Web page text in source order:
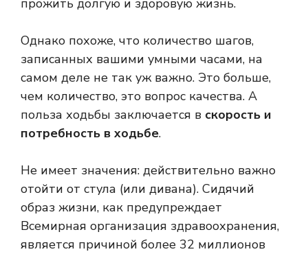
прожить долгую и здоровую жизнь.
Однако похоже, что количество шагов,
записанных вашими умными часами, на
самом деле не так уж важно. Это больше,
чем количество, это вопрос качества. А
польза ходьбы заключается в скорость и
потребность в ходьбе.
Не имеет значения: действительно важно
отойти от стула (или дивана). Сидячий
образ жизни, как предупреждает
Всемирная организация здравоохранения,
является причиной более 32 миллионов